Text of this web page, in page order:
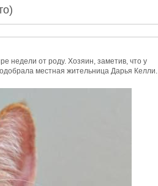
недели от роду. Хозяин, заметив, что у
местная жительница Дарья Келли.